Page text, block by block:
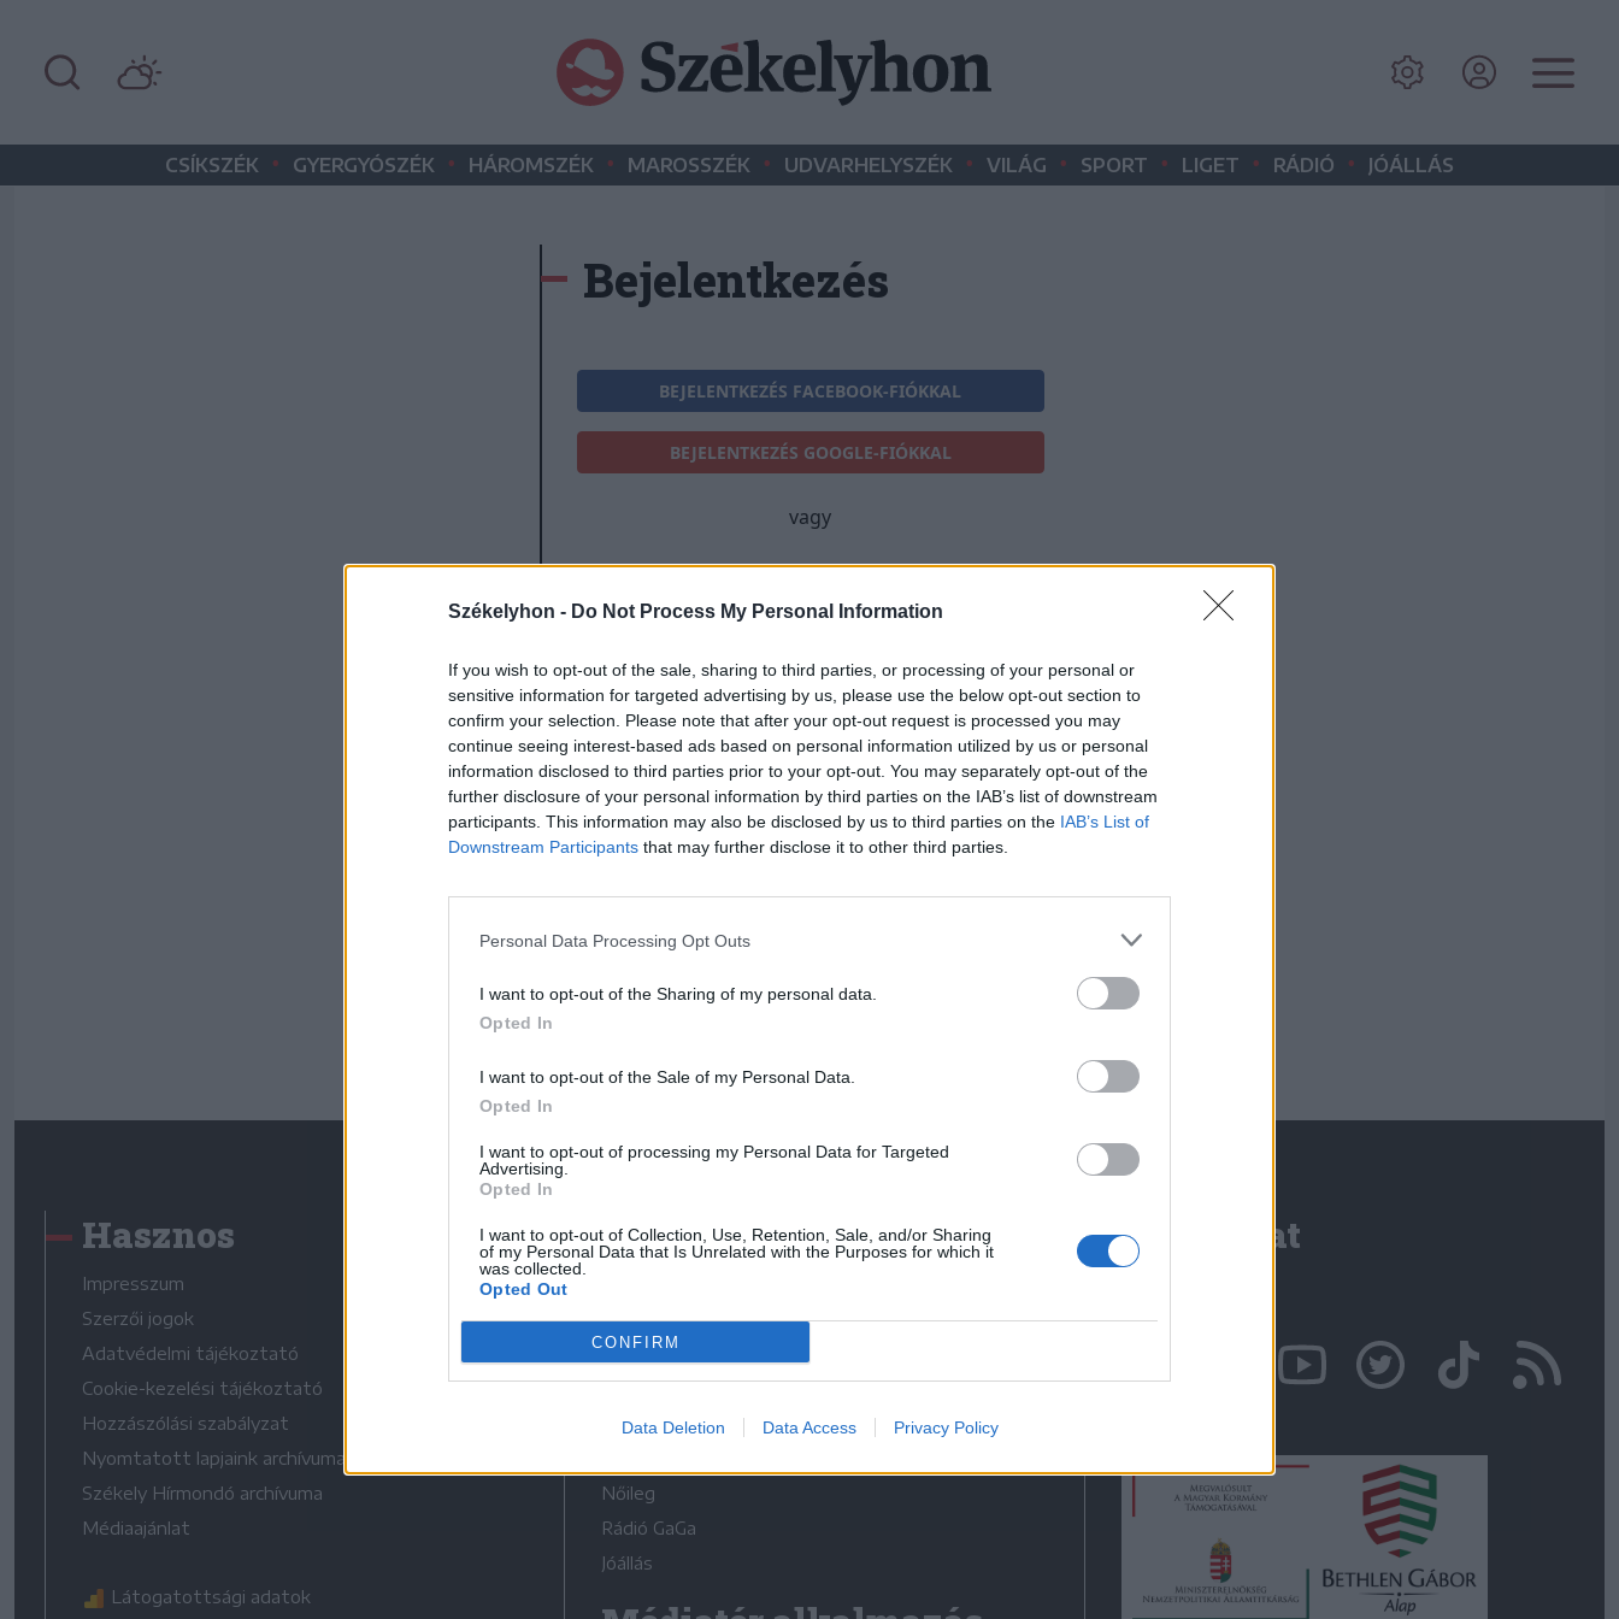
Székelyhon - Do Not Process My Personal Information
If you wish to opt-out of the sale, sharing to third parties, or processing of your personal or
sensitive information for targeted advertising by us, please use the below opt-out section to
confirm your selection. Please note that after your opt-out request is processed you may
continue seeing interest-based ads based on personal information utilized by us or personal
information disclosed to third parties prior to your opt-out. You may separately opt-out of the
further disclosure of your personal information by third parties on the IAB’s list of downstream
participants. This information may also be disclosed by us to third parties on the IAB’s List of
Downstream Participants that may further disclose it to other third parties.
Personal Data Processing Opt Outs
I want to opt-out of the Sharing of my personal data.
Opted In
I want to opt-out of the Sale of my Personal Data.
Opted In
I want to opt-out of processing my Personal Data for Targeted
Advertising.
Opted In
I want to opt-out of Collection, Use, Retention, Sale, and/or Sharing
of my Personal Data that Is Unrelated with the Purposes for which it
was collected.
Opted Out
CONFIRM
Data Deletion Data Access Privacy Policy
CSÍKSZÉK • GYERGYÓSZÉK • HÁROMSZÉK • MAROSSZÉK • UDVARHELYSZÉK • VILÁG • SPORT • LIGET • RÁDIÓ • JÓÁLLÁS
Bejelentkezés
BEJELENTKEZÉS FACEBOOK-FIÓKKAL
BEJELENTKEZÉS GOOGLE-FIÓKKAL
vagy
E-mail-cím
Jelszó
Elfelejtette a jelszavát?
BEJELENTKEZÉS
Hasznos
Impresszum
Szerzői jogok
Adatvédelmi tájékoztató
Cookie-kezelési tájékoztató
Hozzászólási szabályzat
Nyomtatott lapjaink archívuma
Székely Hírmondó archívuma
Médiaajánlat
Látogatottsági adatok
Médiatér
Liget
Krónika
Bihari Napló
Erdélyi Napló
Nőileg
Rádió GaGa
Jóállás
Kapcsolat